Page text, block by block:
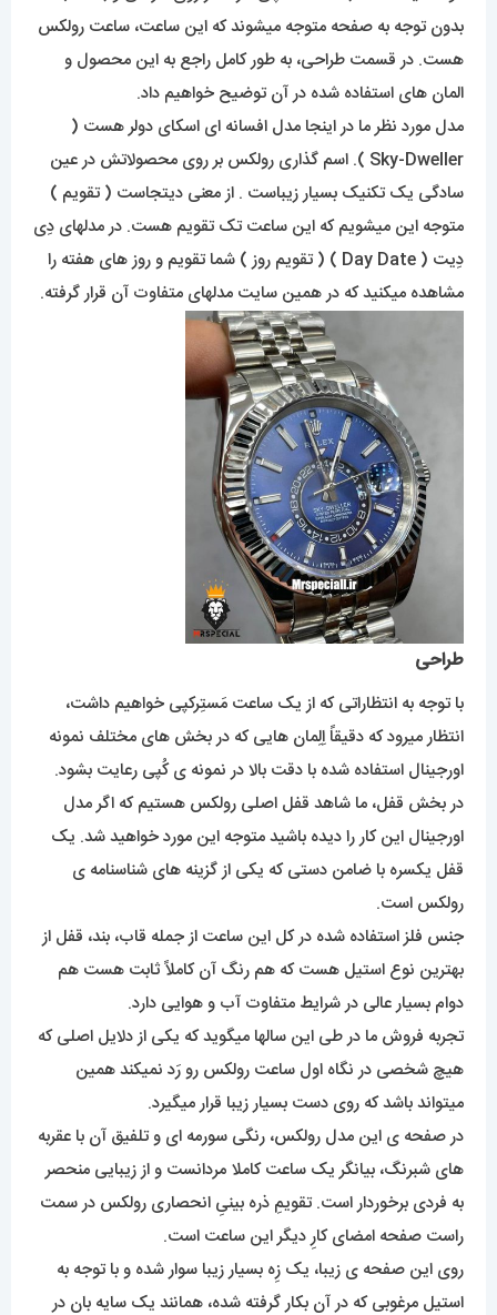
بدون توجه به صفحه متوجه میشوند که این ساعت، ساعت رولکس
هست. در قسمت طراحی، به طور کامل راجع به این محصول و
المان های استفاده شده در آن توضیح خواهیم داد.
مدل مورد نظر ما در اینجا مدل افسانه ای اسکای دولر هست (
Sky-Dweller ). اسم گذاری رولکس بر روی محصولاتش در عین
سادگی یک تکنیک بسیار زیباست . از معنی دیتجاست ( تقویم )
متوجه این میشویم که این ساعت تک تقویم هست. در مدلهای دِی
دِیت ( Day Date ) ( تقویم روز ) شما تقویم و روز های هفته را
مشاهده میکنید که در همین سایت مدلهای متفاوت آن قرار گرفته.
طراحی
با توجه به انتظاراتی که از یک ساعت مَستِرکپی خواهیم داشت،
انتظار میرود که دقیقاً اِلِمان هایی که در بخش های مختلف نمونه
اورجینال استفاده شده با دقت بالا در نمونه ی کُپی رعایت بشود.
در بخش قفل، ما شاهد قفل اصلی رولکس هستیم که اگر مدل
اورجینال این کار را دیده باشید متوجه این مورد خواهید شد. یک
قفل یکسره با ضامن دستی که یکی از گزینه های شناسنامه ی
رولکس است.
جنس فلز استفاده شده در کل این ساعت از جمله قاب، بند، قفل از
بهترین نوع استیل هست که هم رنگ آن کاملاً ثابت هست هم
دوام بسیار عالی در شرایط متفاوت آب و هوایی دارد.
تجربه فروش ما در طی این سالها میگوید که یکی از دلایل اصلی که
هیچ شخصی در نگاه اول ساعت رولکس رو رَد نمیکند همین
میتواند باشد که روی دست بسیار زیبا قرار میگیرد.
در صفحه ی این مدل رولکس، رنگی سورمه ای و تلفیق آن با عقربه
های شبرنگ، بیانگر یک ساعت کاملا مردانست و از زیبایی منحصر
به فردی برخوردار است. تقویمِ ذره بینیِ انحصاری رولکس در سمت
راست صفحه امضای کارِ دیگر این ساعت است.
روی این صفحه ی زیبا، یک زِه بسیار زیبا سوار شده و با توجه به
استیل مرغوبی که در آن بکار گرفته شده، همانند یک سایه بان در